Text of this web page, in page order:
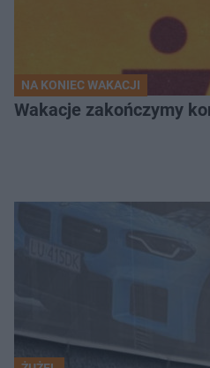
NA KONIEC WAKACJI
Wakacje zakończymy